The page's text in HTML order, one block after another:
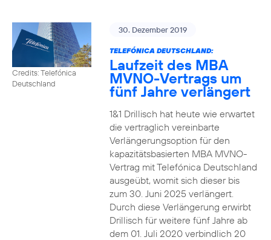
Credits: Telefónica
Deutschland
30. Dezember 2019
TELEFÓNICA DEUTSCHLAND:
Laufzeit des MBA
MVNO-Vertrags um
fünf Jahre verlängert
1&1 Drillisch hat heute wie erwartet
die vertraglich vereinbarte
Verlängerungsoption für den
kapazitätsbasierten MBA MVNO-
Vertrag mit Telefónica Deutschland
ausgeübt, womit sich dieser bis
zum 30. Juni 2025 verlängert.
Durch diese Verlängerung erwirbt
Drillisch für weitere fünf Jahre ab
dem 01. Juli 2020 verbindlich 20